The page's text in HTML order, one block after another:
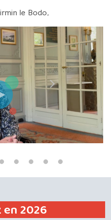
le Bodo,
2026